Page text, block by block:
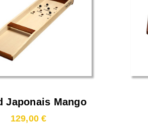
Japonais Mango
110cm
129,00 €